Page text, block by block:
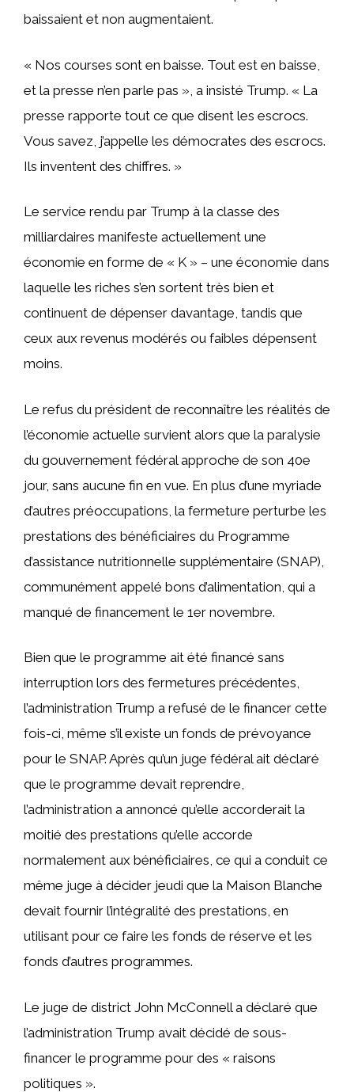
baissaient et non augmentaient.
« Nos courses sont en baisse. Tout est en baisse,
et la presse n’en parle pas », a insisté Trump. « La
presse rapporte tout ce que disent les escrocs.
Vous savez, j’appelle les démocrates des escrocs.
Ils inventent des chiffres. »
Le service rendu par Trump à la classe des
milliardaires manifeste actuellement une
économie en forme de « K » – une économie dans
laquelle les riches s’en sortent très bien et
continuent de dépenser davantage, tandis que
ceux aux revenus modérés ou faibles dépensent
moins.
Le refus du président de reconnaître les réalités de
l’économie actuelle survient alors que la paralysie
du gouvernement fédéral approche de son 40e
jour, sans aucune fin en vue. En plus d’une myriade
d’autres préoccupations, la fermeture perturbe les
prestations des bénéficiaires du Programme
d’assistance nutritionnelle supplémentaire (SNAP),
communément appelé bons d’alimentation, qui a
manqué de financement le 1er novembre.
Bien que le programme ait été financé sans
interruption lors des fermetures précédentes,
l’administration Trump a refusé de le financer cette
fois-ci, même s’il existe un fonds de prévoyance
pour le SNAP. Après qu’un juge fédéral ait déclaré
que le programme devait reprendre,
l’administration a annoncé qu’elle accorderait la
moitié des prestations qu’elle accorde
normalement aux bénéficiaires, ce qui a conduit ce
même juge à décider jeudi que la Maison Blanche
devait fournir l’intégralité des prestations, en
utilisant pour ce faire les fonds de réserve et les
fonds d’autres programmes.
Le juge de district John McConnell a déclaré que
l’administration Trump avait décidé de sous-
financer le programme pour des « raisons
politiques ».